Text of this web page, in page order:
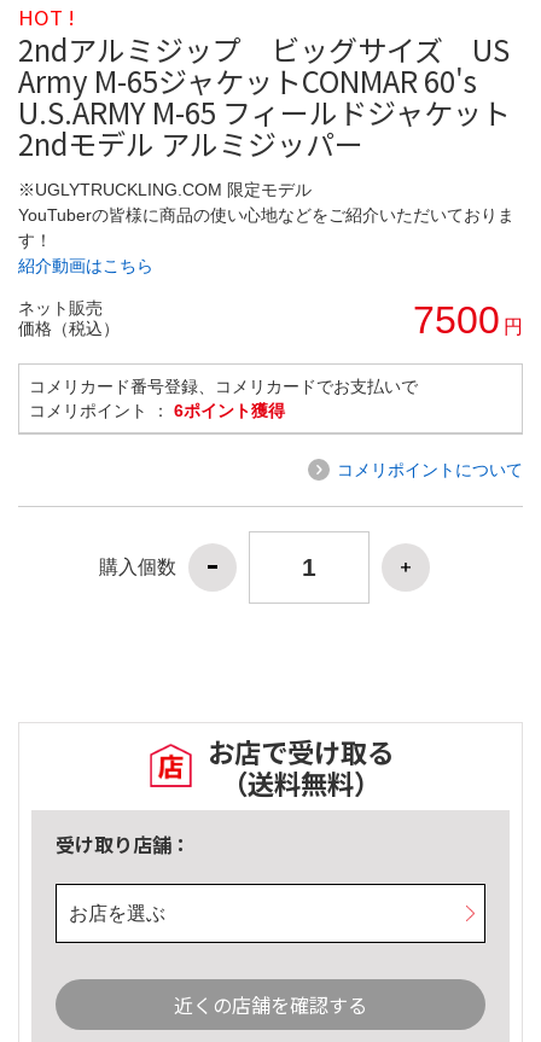
HOT !
2ndアルミジップ ビッグサイズ US
Army M-65ジャケットCONMAR 60's
U.S.ARMY M-65 フィールドジャケット
2ndモデル アルミジッパー
※UGLYTRUCKLING.COM 限定モデル
YouTuberの皆様に商品の使い心地などをご紹介いただいておりま
す！
紹介動画はこちら
ネット販売
価格（税込）
7500 円
コメリカード番号登録、コメリカードでお支払いで
コメリポイント ： 6ポイント獲得
コメリポイントについて
購入個数
お店で受け取る
（送料無料）
受け取り店舗：
お店を選ぶ
近くの店舗を確認する